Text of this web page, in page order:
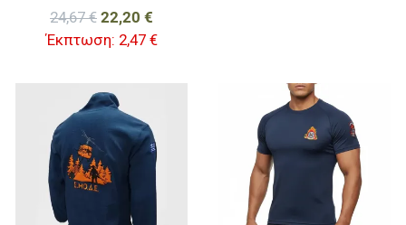
24,67 € 22,20 €
Έκπτωση: 2,47 €
Προσθήκη στα αγαπημένα
Προσθήκη για σύγκριση
Γρήγορη ματιά